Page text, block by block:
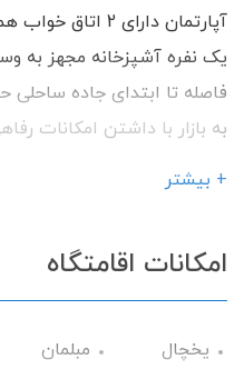
یک نفره آشپزخانه مجهز به
به بازار با داشتن امکانات
+ بیشتر
امکانات اقامتگاه
یخچال مبلمان